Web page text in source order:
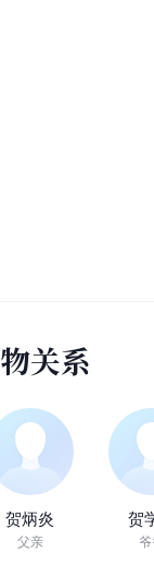
物关系
贺炳炎
父亲
贺